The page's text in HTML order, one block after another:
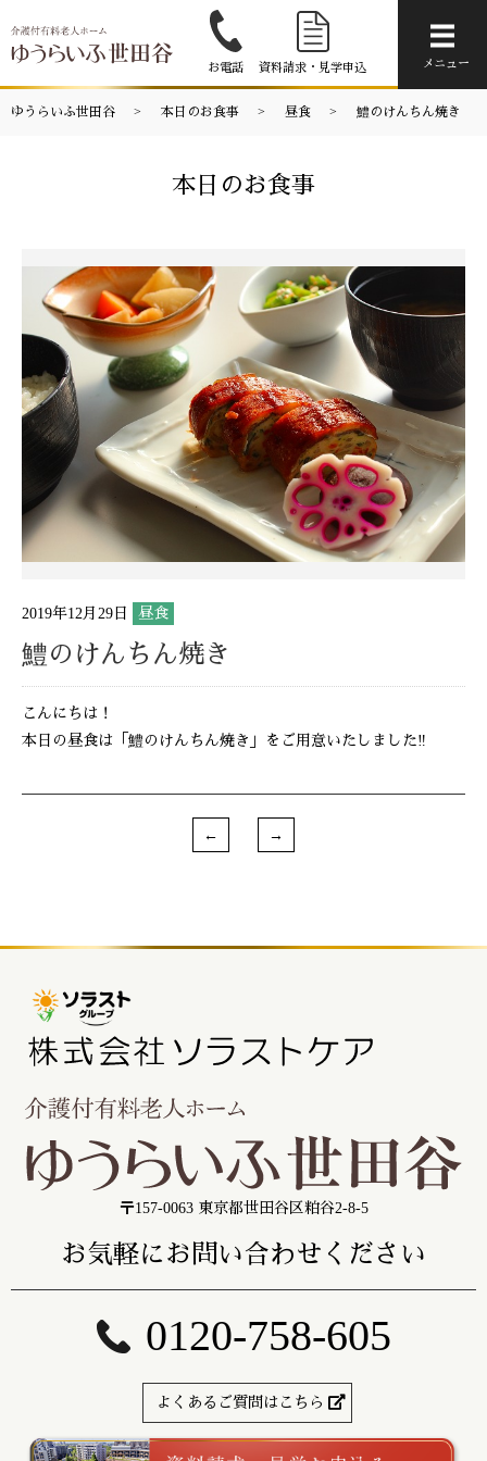
お電話 資料請求・見学申込 メニュー
ゆうらいふ世田谷 本日のお食事 昼食 鱧のけんちん焼き
本日のお食事
2019年12月29日 昼食
鱧のけんちん焼き
こんにちは！
本日の昼食は「鱧のけんちん焼き」をご用意いたしました‼
〒157-0063 東京都世田谷区粕谷2-8-5
お気軽にお問い合わせください
0120-758-605
よくあるご質問はこちら